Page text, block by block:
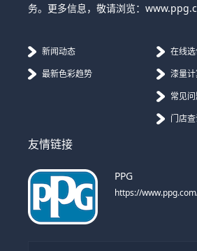
务。更多信息，敬请浏览：
新闻动态
最新色彩趋势
在线
漆量
常见
门店
友情链接
PPG
https://